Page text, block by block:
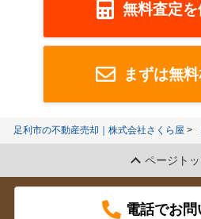
無料査定
まずは無
足利市の不動産売却｜株式会社さくら屋
ページト
電話でお